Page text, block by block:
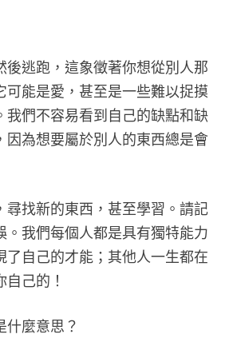
後逃跑，這象徵著你想從別人那
可能是愛，甚至是一些難以捉摸
我們不容易看到自己的缺點和缺
因為想要屬於別人的東西總是會
尋找新的東西，甚至學習。請記
。我們每個人都是具有獨特能力
了自己的才能；其他人一生都在
己的！
什麼意思？